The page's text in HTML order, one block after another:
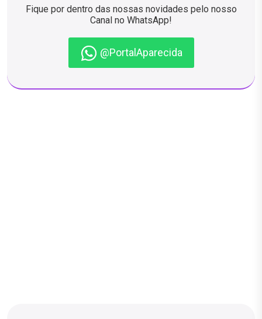
Fique por dentro das nossas novidades pelo nosso
Canal no WhatsApp!
@PortalAparecida